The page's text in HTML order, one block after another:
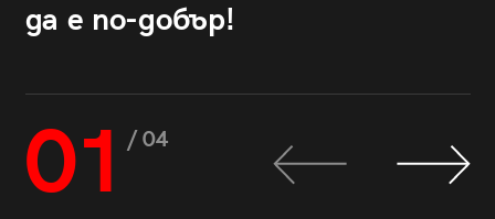
да е по-добър!
01 / 04